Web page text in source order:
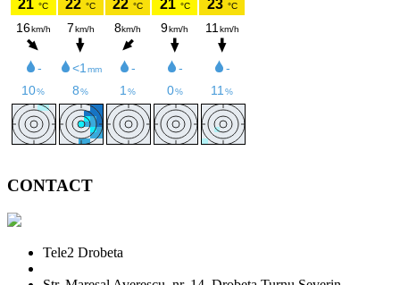
CONTACT
Tele2 Drobeta